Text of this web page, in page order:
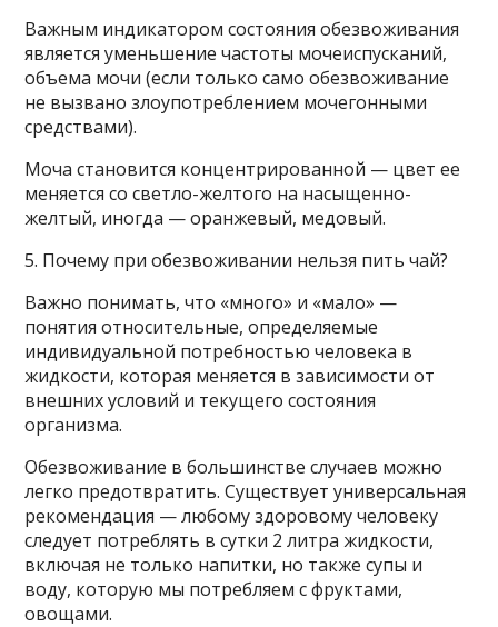
Важным индикатором состояния обезвоживания
является уменьшение частоты мочеиспусканий,
объема мочи (если только само обезвоживание
не вызвано злоупотреблением мочегонными
средствами).
Моча становится концентрированной — цвет ее
меняется со светло-желтого на насыщенно-
желтый, иногда — оранжевый, медовый.
5. Почему при обезвоживании нельзя пить чай?
Важно понимать, что «много» и «мало» —
понятия относительные, определяемые
индивидуальной потребностью человека в
жидкости, которая меняется в зависимости от
внешних условий и текущего состояния
организма.
Обезвоживание в большинстве случаев можно
легко предотвратить. Существует универсальная
рекомендация — любому здоровому человеку
следует потреблять в сутки 2 литра жидкости,
включая не только напитки, но также супы и
воду, которую мы потребляем с фруктами,
овощами.